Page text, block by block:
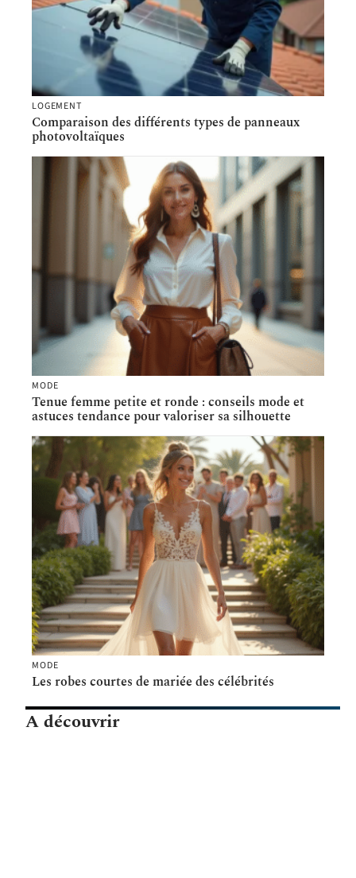
LOGEMENT
Comparaison des différents types de panneaux
photovoltaïques
MODE
Tenue femme petite et ronde : conseils mode et
astuces tendance pour valoriser sa silhouette
MODE
Les robes courtes de mariée des célébrités
A découvrir